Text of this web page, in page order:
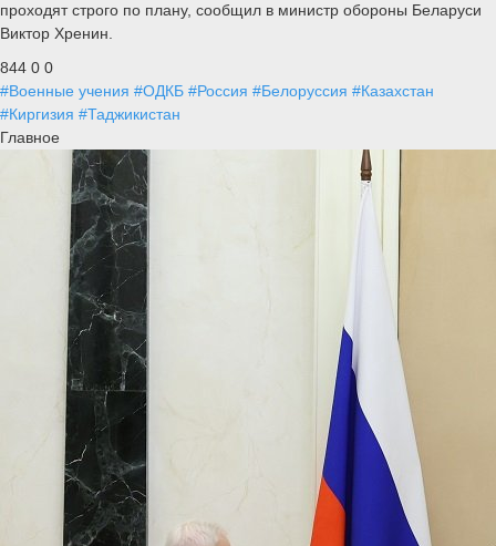
проходят строго по плану, сообщил в министр обороны Беларуси
Виктор Хренин.
844 0 0
#Военные учения #ОДКБ #Россия #Белоруссия #Казахстан
#Киргизия #Таджикистан
Главное